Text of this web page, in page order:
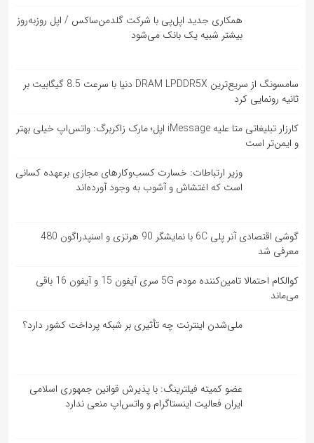
همکاری جدید اپل‌پی با شرکت گلدمن‌ساکس / اپل روزبه‌روز
بیشتر شبیه یک بانک می‌شود
سامسونگ از سریع‌ترین DRAM LPDDR5X دنیا با سرعت 8.5 گیگابیت بر
ثانیه رونمایی کرد
کارزار تبلیغاتی متا علیه iMessage اپل؛ مارک زاکربرگ: واتس‌اپ خیلی بهتر
و ایمن‌تر است
وزیر ارتباطات: خسارت کسب‌وکارهای مجازی برعهده کسانی
است که اغتشاش و آشوب به وجود آورده‌اند
گوشی اقتصادی آنر پلی 6C با نمایشگر 90 هرتزی و اسنپدراگون 480
معرفی شد
کوالکام احتمالا تامین‌کننده مودم 5G سری آیفون 15 و آیفون 16 باقی
می‌ماند
ملی‌شدن اینترنت چه تأثیری بر شبکه پرداخت کشور دارد؟
عضو کمیته فیلترینگ: با پذیرش قوانین جمهوری اسلامی
ایران فعالیت اینستاگرام و واتس‌اپ منعی ندارد